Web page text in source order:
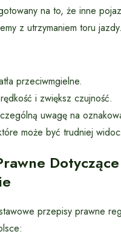
na to, że inne
z utrzymaniem toru jazdy.
przeciwmgielne.
i zwiększ czujność.
uwagę na
może być trudniej
przepisy prawne